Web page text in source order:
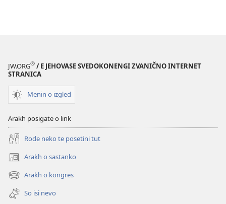
JW.ORG® / E JEHOVASE SVEDOKONENGI ZVANIČNO INTERNET
STRANICA
Menin o izgled
Arakh posigate o link
Rode neko te posetini tut
Arakh o sastanko
(opens
new
window)
Arakh o kongres
(opens
new
window)
So isi nevo